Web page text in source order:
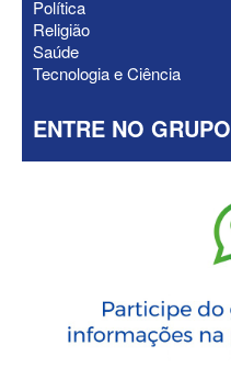
Política
Religião
Saúde
Tecnologia e Ciência
ENTRE NO GRUPO